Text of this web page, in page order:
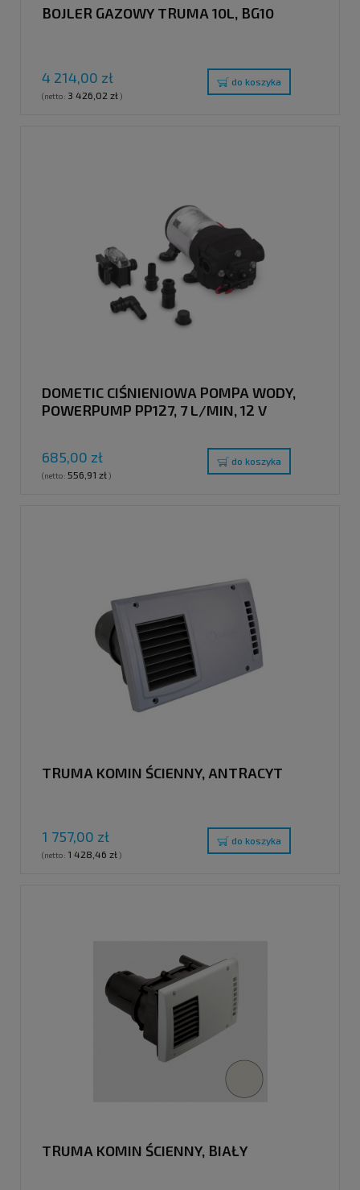
BOJLER GAZOWY TRUMA 10L, BG10
4 214,00 zł
(netto: 3 426,02 zł)
do koszyka
DOMETIC CIŚNIENIOWA POMPA WODY,
POWERPUMP PP127, 7 L/MIN, 12 V
685,00 zł
(netto: 556,91 zł)
do koszyka
TRUMA KOMIN ŚCIENNY, ANTRACYT
1 757,00 zł
(netto: 1 428,46 zł)
do koszyka
TRUMA KOMIN ŚCIENNY, BIAŁY